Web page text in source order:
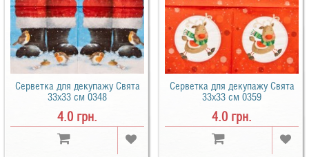
Серветка для декупажу Свята
33х33 см 0348
4.0 грн.
Серветка для декупажу Свята
33х33 см 0359
4.0 грн.